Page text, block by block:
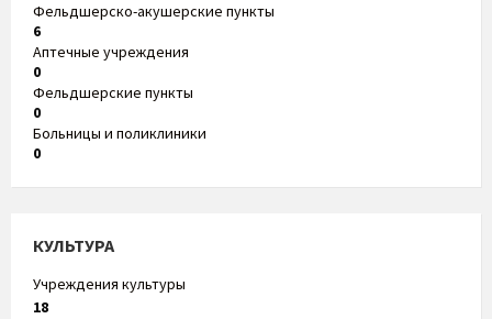
Фельдшерско-акушерские пункты
6
Аптечные учреждения
0
Фельдшерские пункты
0
Больницы и поликлиники
0
КУЛЬТУРА
Учреждения культуры
18